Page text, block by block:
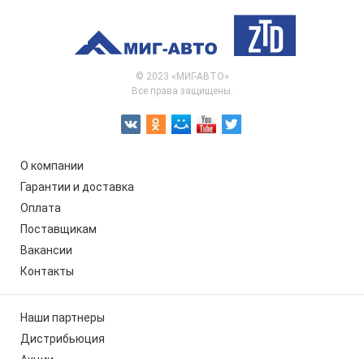
© 2023 «МИГ-АВТО»
Все права защищены.
О компании
Гарантии и доставка
Оплата
Поставщикам
Вакансии
Контакты
Наши партнеры
Дистрибьюция